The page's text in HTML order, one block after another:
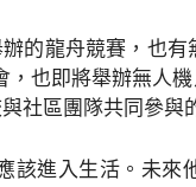
的龍舟競賽，也
也即將舉辦無人
社區團隊共同參與
該進入生活。未